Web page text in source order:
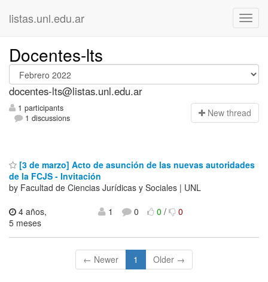
listas.unl.edu.ar
Docentes-lts
docentes-lts@listas.unl.edu.ar
1 participants
1 discussions
New thread
[3 de marzo] Acto de asunción de las nuevas autoridades
de la FCJS - Invitación
by Facultad de Ciencias Jurídicas y Sociales | UNL
4 años,
5 meses
1 0 0/ 0
← Newer 1 Older →